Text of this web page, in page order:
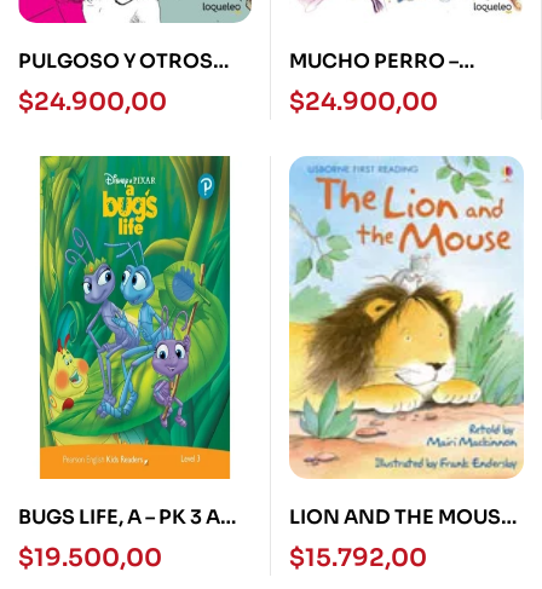
PULGOSO Y OTROS
CUENTOS PERROS
$24.900,00
MUCHO PERRO –
LOQUELEO
$24.900,00
BUGS LIFE, A – PK 3 AME
N/E
$19.500,00
LION AND THE MOUSE,
THE – USBORNE FIRST
READING L3
$15.792,00